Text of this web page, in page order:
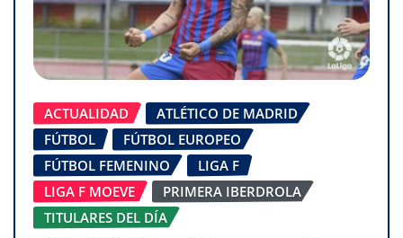
ACTUALIDAD
ATLÉTICO DE MADRID
FÚTBOL
FÚTBOL EUROPEO
FÚTBOL FEMENINO
LIGA F
LIGA F MOEVE
PRIMERA IBERDROLA
TITULARES DEL DÍA